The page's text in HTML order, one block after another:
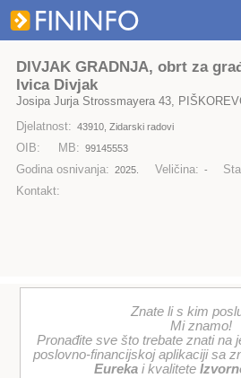
DIVJAK GRADNJA, obrt za
Ivica Divjak
Josipa Jurja Strossmayera 43,
Djelatnost: 43910, Zidarski radovi
OIB: MB: 99145553
Godina osnivanja: 2025. Veličina: -
Kontakt:
Znate li s kim
Mi znamo!
Pronađite sve što trebate znati na
poslovno-financijskoj aplikaciji sa
Eurekai kvalitete